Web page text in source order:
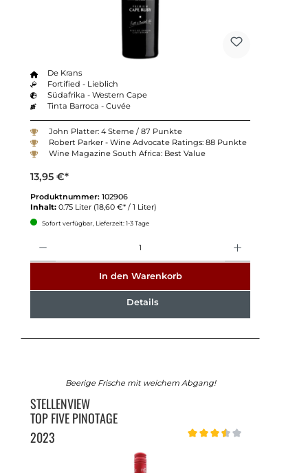
De Krans
Fortified - Lieblich
Südafrika - Western Cape
Tinta Barroca - Cuvée
John Platter: 4 Sterne / 87 Punkte
Robert Parker - Wine Advocate Ratings: 88 Punkte
Wine Magazine South Africa: Best Value
13,95 €*
Produktnummer: 102906
Inhalt: 0.75 Liter (18,60 €* / 1 Liter)
Sofort verfügbar, Lieferzeit: 1-3 Tage
In den Warenkorb
Details
Beerige Frische mit weichem Abgang!
STELLENVIEW
TOP FIVE PINOTAGE
2023